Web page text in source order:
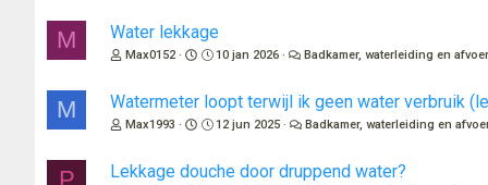
M Water lekkage
Max0152 10 jan 2026 Badkamer, waterleiding en afvoer
M Watermeter loopt terwijl ik geen water verbruik
Max1993 12 jun 2025 Badkamer, waterleiding en
P Lekkage douche door druppend water?